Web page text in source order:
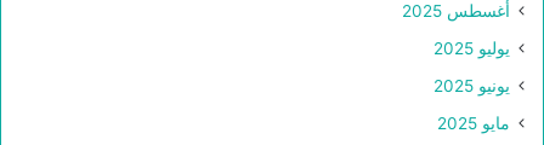
أغسطس 2025
يوليو 2025
يونيو 2025
مايو 2025